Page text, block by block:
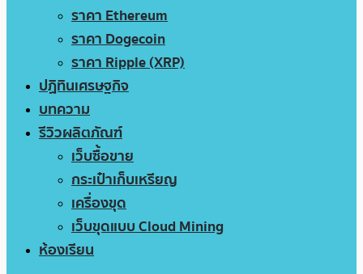
ราคา Ethereum
ราคา Dogecoin
ราคา Ripple (XRP)
ปฏิทินเศรษฐกิจ
บทความ
รีวิวผลิตภัณฑ์
เว็บซื้อขาย
กระเป๋าเก็บเหรียญ
เครื่องขุด
เว็บขุดแบบ Cloud Mining
ห้องเรียน